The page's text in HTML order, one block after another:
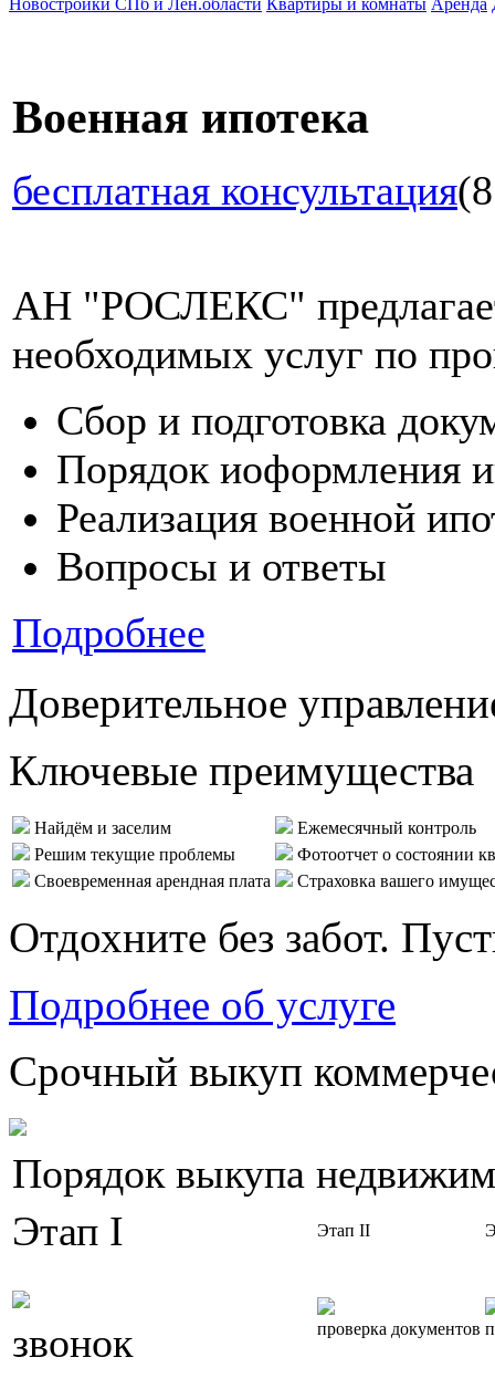
Военная ипотека
бесплатная консультация
АН "РОСЛЕКС"
необходимых услуг по
Сбор и подготовка
Порядок иоформления
Реализация военной
Вопросы и ответы
Подробнее
Доверительное
Ключевые преимущества
Найдём и заселим
Ежемесячный контроль
Решим текущие проблемы
Фотоотчет о состоянии
Своевременная арендная плата
Страховка вашего
Отдохните без забот.
Подробнее об услуге
Срочный выкуп
Порядок выкупа
Этап I
Этап II
звонок проверка документов